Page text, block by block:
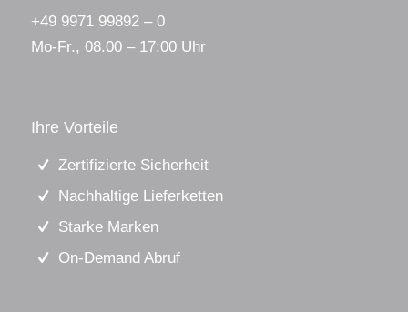
+49 9971 99892 – 0
Mo-Fr., 08.00 – 17:00 Uhr
Ihre Vorteile
Zertifizierte Sicherheit
Nachhaltige Lieferketten
Starke Marken
On-Demand Abruf